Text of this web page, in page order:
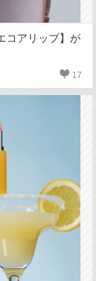
コアリップ】が
17